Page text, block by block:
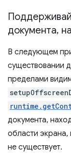
документа,
В следующем
существовании
пределами
документа,
области
не существует.